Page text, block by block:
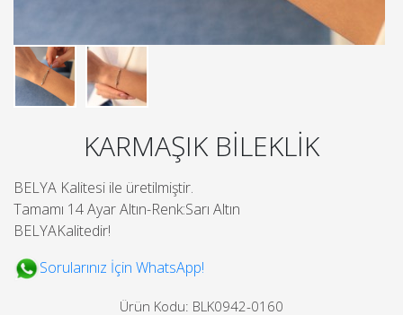
KARMAŞIK BİLEKLİK
BELYA Kalitesi ile üretilmiştir.
Tamamı 14 Ayar Altın-Renk:Sarı Altın
BELYAKalitedir!
Sorularınız İçin WhatsApp!
Ürün Kodu: BLK0942-0160